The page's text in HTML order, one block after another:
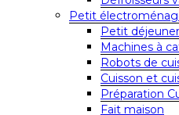
Petit
Petit
Machines à
Robots de
Cuisson et
Préparation
Fait maison